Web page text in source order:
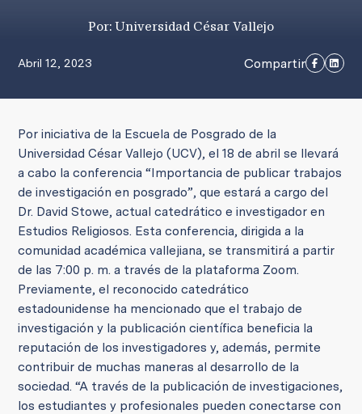
Por: Universidad César Vallejo
Abril 12, 2023 Compartir
Por iniciativa de la Escuela de Posgrado de la
Universidad César Vallejo (UCV), el 18 de abril se llevará
a cabo la conferencia “Importancia de publicar trabajos
de investigación en posgrado”, que estará a cargo del
Dr. David Stowe, actual catedrático e investigador en
Estudios Religiosos. Esta conferencia, dirigida a la
comunidad académica vallejiana, se transmitirá a partir
de las 7:00 p. m. a través de la plataforma Zoom.
Previamente, el reconocido catedrático
estadounidense ha mencionado que el trabajo de
investigación y la publicación científica beneficia la
reputación de los investigadores y, además, permite
contribuir de muchas maneras al desarrollo de la
sociedad. “A través de la publicación de investigaciones,
los estudiantes y profesionales pueden conectarse con